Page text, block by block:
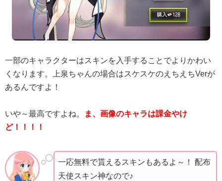
一部のキャラクターはスキンを入手することでよりかわい
くなります。上泉ちゃんの場合はスケスケのえちえちVerが
あるんですよ！
いや～最高ですよね。
ま、画像のキャラは課金やけ
ど！！！！
一応無料で貰えるスキンもあるよ～！ 配布
天使スキン神なので♪